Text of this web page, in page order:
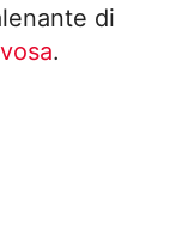
di
.